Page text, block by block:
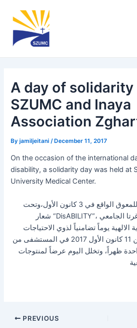
content
A day of solidarity
SZUMC and Inaya
Association
Byjamiljeitani/ December 11, 2017
On the occasion of the international
disability, a solidarity day was held at
University Medical Center.
بمناسبة اليوم العالمي للمعوق الواقع في 3 كانون الأول،وتحت
شعار “DisABILITY”، نظم مستشفى سيدة زغرتا الجامعي
الالهية يوماً تضامنياً لذوي الاحتياجات
الخاصة وذلك نهار الاثنين 11 كانون الأول 2017 في المستشفى من
ظهراً، وتخلل اليوم عرضاً لمنتوجات
navigation
PREVIOUS